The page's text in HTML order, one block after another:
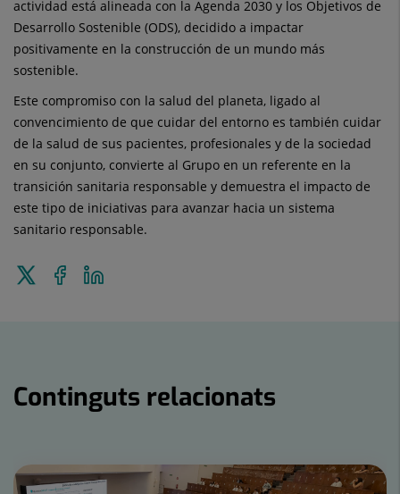
actividad está alineada con la Agenda 2030 y los Objetivos de
Desarrollo Sostenible (ODS), decidido a impactar
positivamente en la construcción de un mundo más
sostenible.
Este compromiso con la salud del planeta, ligado al
convencimiento de que cuidar del entorno es también cuidar
de la salud de sus pacientes, profesionales y de la sociedad
en su conjunto, convierte al Grupo en un referente en la
transición sanitaria responsable y demuestra el impacto de
este tipo de iniciativas para avanzar hacia un sistema
sanitario responsable.
Enviar
Compartir
Continguts relacionats